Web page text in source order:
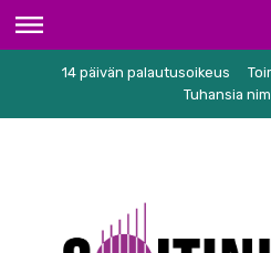
ETUSIVU
KARAOKE
14 päivän palautusoikeus
Tuhansia
navigointiin
sisältöön